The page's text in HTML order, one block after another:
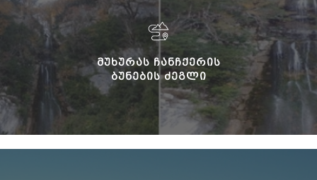
ᲛᲣᲮᲣᲠᲐᲡ ᲩᲐᲜᲩᲥᲔᲠᲘᲡ
ᲑᲣᲜᲔᲑᲘᲡ ᲫᲔᲒᲚᲘ